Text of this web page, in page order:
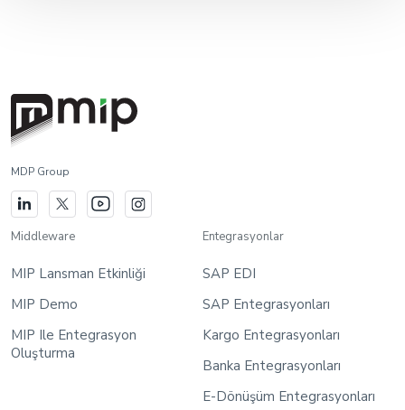
MDP Group
Middleware
MIP Lansman Etkinliği
MIP Demo
MIP Ile Entegrasyon
Oluşturma
Entegrasyonlar
SAP EDI
SAP Entegrasyonları
Kargo Entegrasyonları
Banka Entegrasyonları
E-Dönüşüm Entegrasyonları